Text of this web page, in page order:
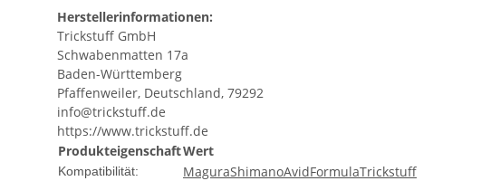
Herstellerinformationen:
Trickstuff GmbH
Schwabenmatten 17a
Baden-Württemberg
Pfaffenweiler, Deutschland, 79292
info@trickstuff.de
https://www.trickstuff.de
ProdukteigenschaftWert
Kompatibilität: MaguraShimanoAvidFormulaTrickstuff